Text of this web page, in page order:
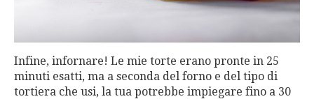
Infine, infornare! Le mie torte erano pronte in 25
minuti esatti, ma a seconda del forno e del tipo di
tortiera che usi, la tua potrebbe impiegare fino a 30